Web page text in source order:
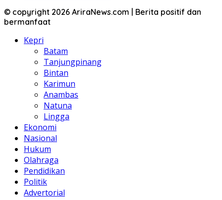
© copyright 2026 AriraNews.com | Berita positif dan
bermanfaat
Kepri
Batam
Tanjungpinang
Bintan
Karimun
Anambas
Natuna
Lingga
Ekonomi
Nasional
Hukum
Olahraga
Pendidikan
Politik
Advertorial